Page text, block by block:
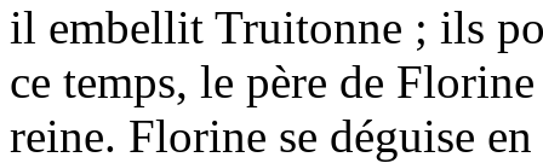
il embellit Truitonne ; ils
ce temps, le père de
reine. Florine se déguise